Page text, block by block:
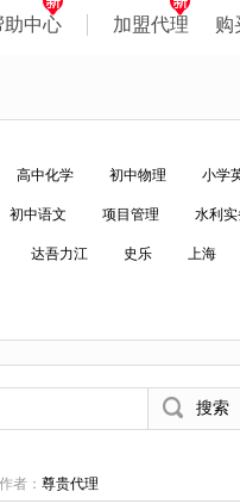
助中心 加盟代理 购
高中化学 初中物理 小学
初中语文 项目管理 水利
达吾力江 史乐 上海
作者： 尊贵代理